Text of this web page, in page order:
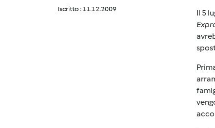
Iscritto : 11.12.2009 Il 5